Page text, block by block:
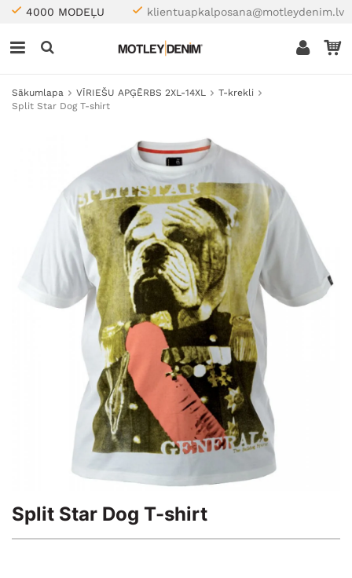
4000 MODEĻU klientuapkalposana@motleydenim.lv
Sākumlapa VĪRIEŠU APĢĒRBS 2XL-14XL
T-krekli
Split Star Dog T-shirt
Split Star Dog T-shirt